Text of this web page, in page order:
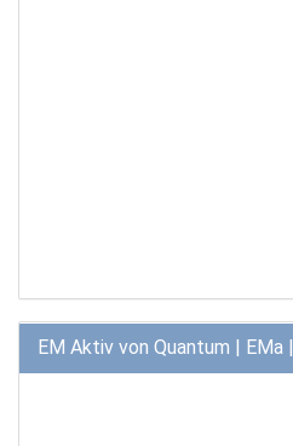
EM Aktiv von Quantum | EMa |